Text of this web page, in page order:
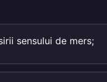
sensului de mers;